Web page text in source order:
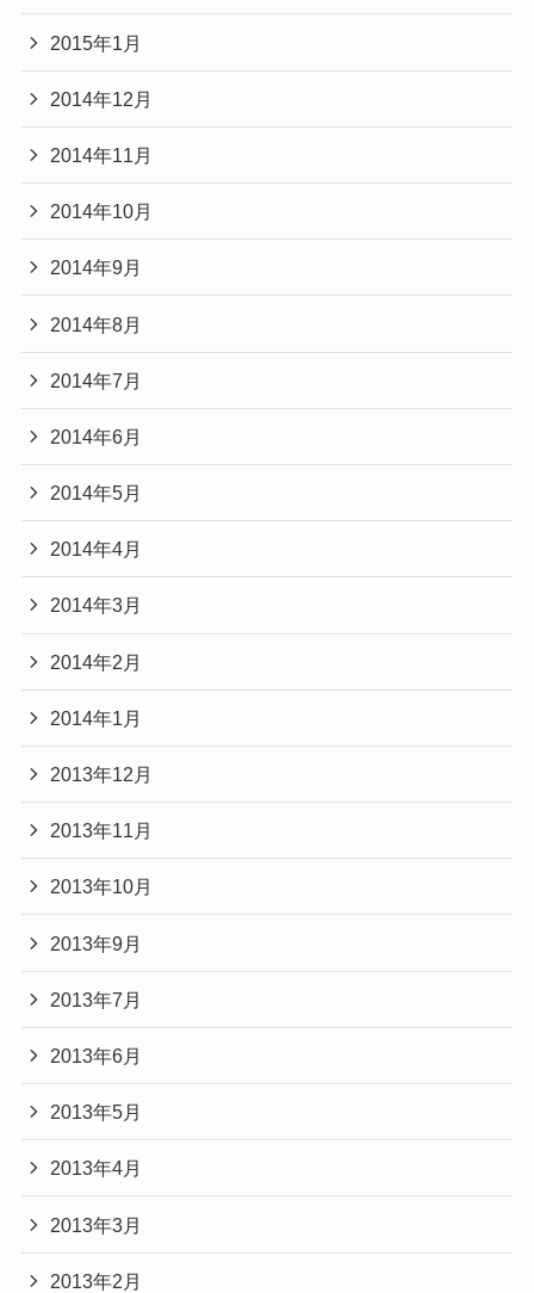
2015年1月
2014年12月
2014年11月
2014年10月
2014年9月
2014年8月
2014年7月
2014年6月
2014年5月
2014年4月
2014年3月
2014年2月
2014年1月
2013年12月
2013年11月
2013年10月
2013年9月
2013年7月
2013年6月
2013年5月
2013年4月
2013年3月
2013年2月